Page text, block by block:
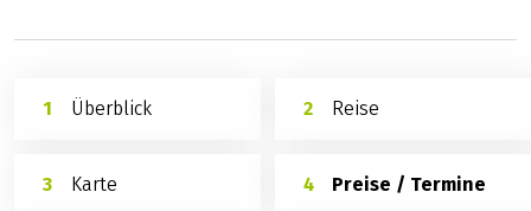
Überblick Reise
Karte Preise / Termine